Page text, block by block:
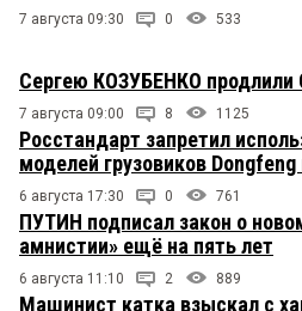
7 августа 09:30 0 533
Сергею КОЗУБЕНКО продлили
7 августа 09:00 8 1125
Росстандарт запретил
моделей грузовиков
6 августа 17:30 0 761
ПУТИН подписал закон о
амнистии» ещё на пять лет
6 августа 11:10 2 889
Машинист катка взыскал с